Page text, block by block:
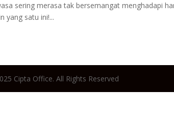
sering merasa tak bersemangat menghadapi
yang satu ini!...
Cipta Office. All Rights Reserved